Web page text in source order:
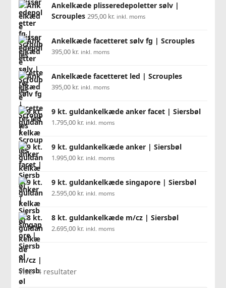
Ankelkæde plisseredepoletter sølv |
Scrouples 295,00 kr. inkl. moms
Ankelkæde facetteret sølv fg | Scrouples
395,00 kr. inkl. moms
Ankelkæde facetteret led | Scrouples
395,00 kr. inkl. moms
9 kt. guldankelkæde anker facet | Siersbøl
1.795,00 kr. inkl. moms
9 kt. guldankelkæde anker | Siersbøl
1.995,00 kr. inkl. moms
9 kt. guldankelkæde singapore | Siersbøl
2.595,00 kr. inkl. moms
8 kt. guldankelkæde m/cz | Siersbøl
2.695,00 kr. inkl. moms
Viser 4 resultater